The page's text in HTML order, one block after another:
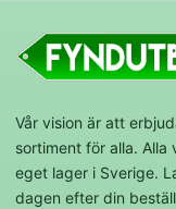
Vår vision är att
sortiment för alla.
eget lager i Sverige.
dagen efter din